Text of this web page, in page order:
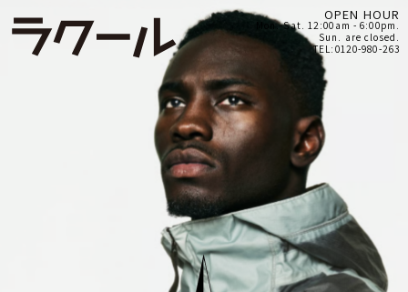
OPEN HOUR
Mon.-Sat. 12:00am - 6:00pm.
Sun. are closed.
TEL:0120-980-263